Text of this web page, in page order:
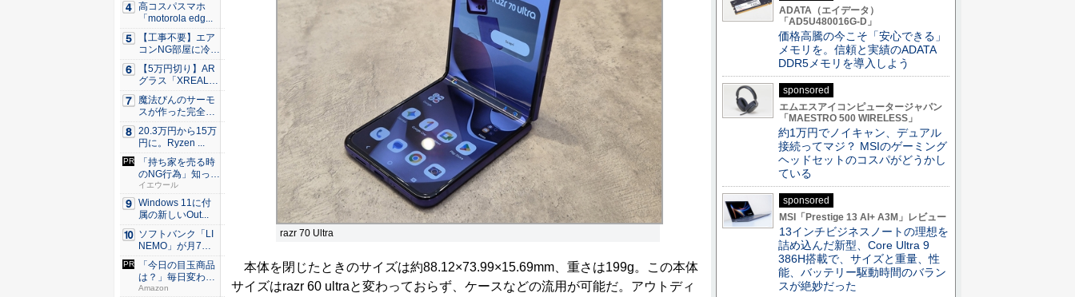
razr 70 Ultra
本体を閉じたときのサイズは約88.12×73.99×15.69mm、重さは199g。この本体
サイズはrazr 60 ultraと変わっておらず、ケースなどの流用が可能だ。アウトディ
高コスパスマホ
「motorola edg...
【工事不要】エア
コンNG部屋に冷房
を！ ...
【5万円切り】AR
グラス「XREAL
x...
魔法びんのサーモ
スが作った完全遮
光100...
20.3万円から15万
円に。Ryzen ...
「持ち家を売る時
のNG行為」知って
るだけ...
イエウール
Windows 11に付
属の新しいOut...
ソフトバンク「LI
NEMO」が月7日
間、...
「今日の目玉商品
は？」毎日変わる
Amaz...
Amazon
ADATA（エイデータ）
「AD5U480016G-D」
価格高騰の今こそ「安心できる」
メモリを。信頼と実績のADATA
DDR5メモリを導入しよう
sponsored
エムエスアイコンピュータージャパン
「MAESTRO 500 WIRELESS」
約1万円でノイキャン、デュアル
接続ってマジ？ MSIのゲーミング
ヘッドセットのコスパがどうかし
ている
sponsored
MSI「Prestige 13 AI+ A3M」レビュー
13インチビジネスノートの理想を
詰め込んだ新型、Core Ultra 9
386H搭載で、サイズと重量、性
能、バッテリー駆動時間のバラン
スが絶妙だった